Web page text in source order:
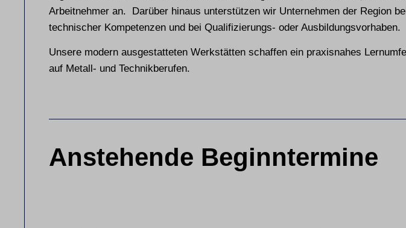
Arbeitnehmer an. Darüber hinaus unterstützen wir Unternehmen der Region
technischer Kompetenzen und bei Qualifizierungs- oder Ausbildungsvorhaben.
Unsere modern ausgestatteten Werkstätten schaffen ein praxisnahes
auf Metall- und Technikberufen.
Anstehende Beginntermine